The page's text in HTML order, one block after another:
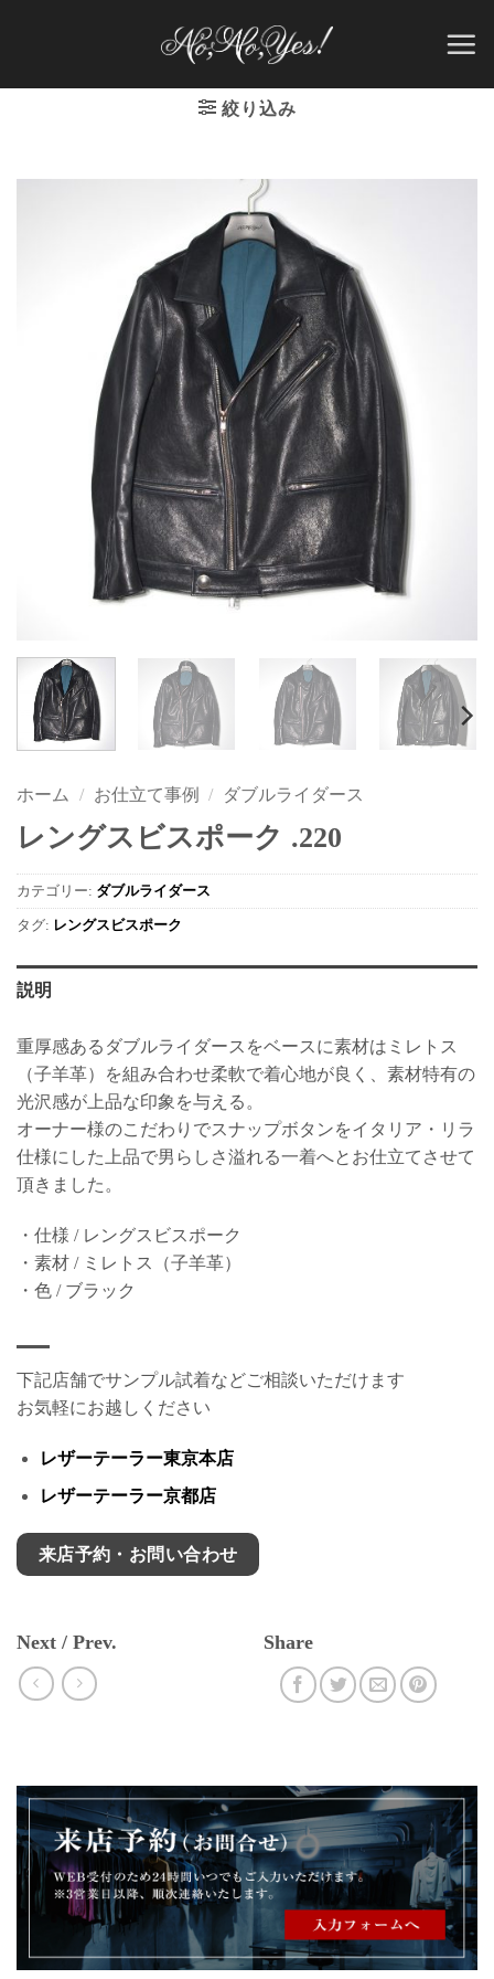
絞り込み
ホーム / お仕立て事例 / ダブルライダース
レングスビスポーク .220
カテゴリー: ダブルライダース
タグ: レングスビスポーク
説明
重厚感あるダブルライダースをベースに素材はミレトス
（子羊革）を組み合わせ柔軟で着心地が良く、素材特有の
光沢感が上品な印象を与える。
オーナー様のこだわりでスナップボタンをイタリア・リラ
仕様にした上品で男らしさ溢れる一着へとお仕立てさせて
頂きました。
・仕様 / レングスビスポーク
・素材 / ミレトス（子羊革）
・色 / ブラック
下記店舗でサンプル試着などご相談いただけます
お気軽にお越しください
レザーテーラー東京本店
レザーテーラー京都店
来店予約・お問い合わせ
Next / Prev. Share